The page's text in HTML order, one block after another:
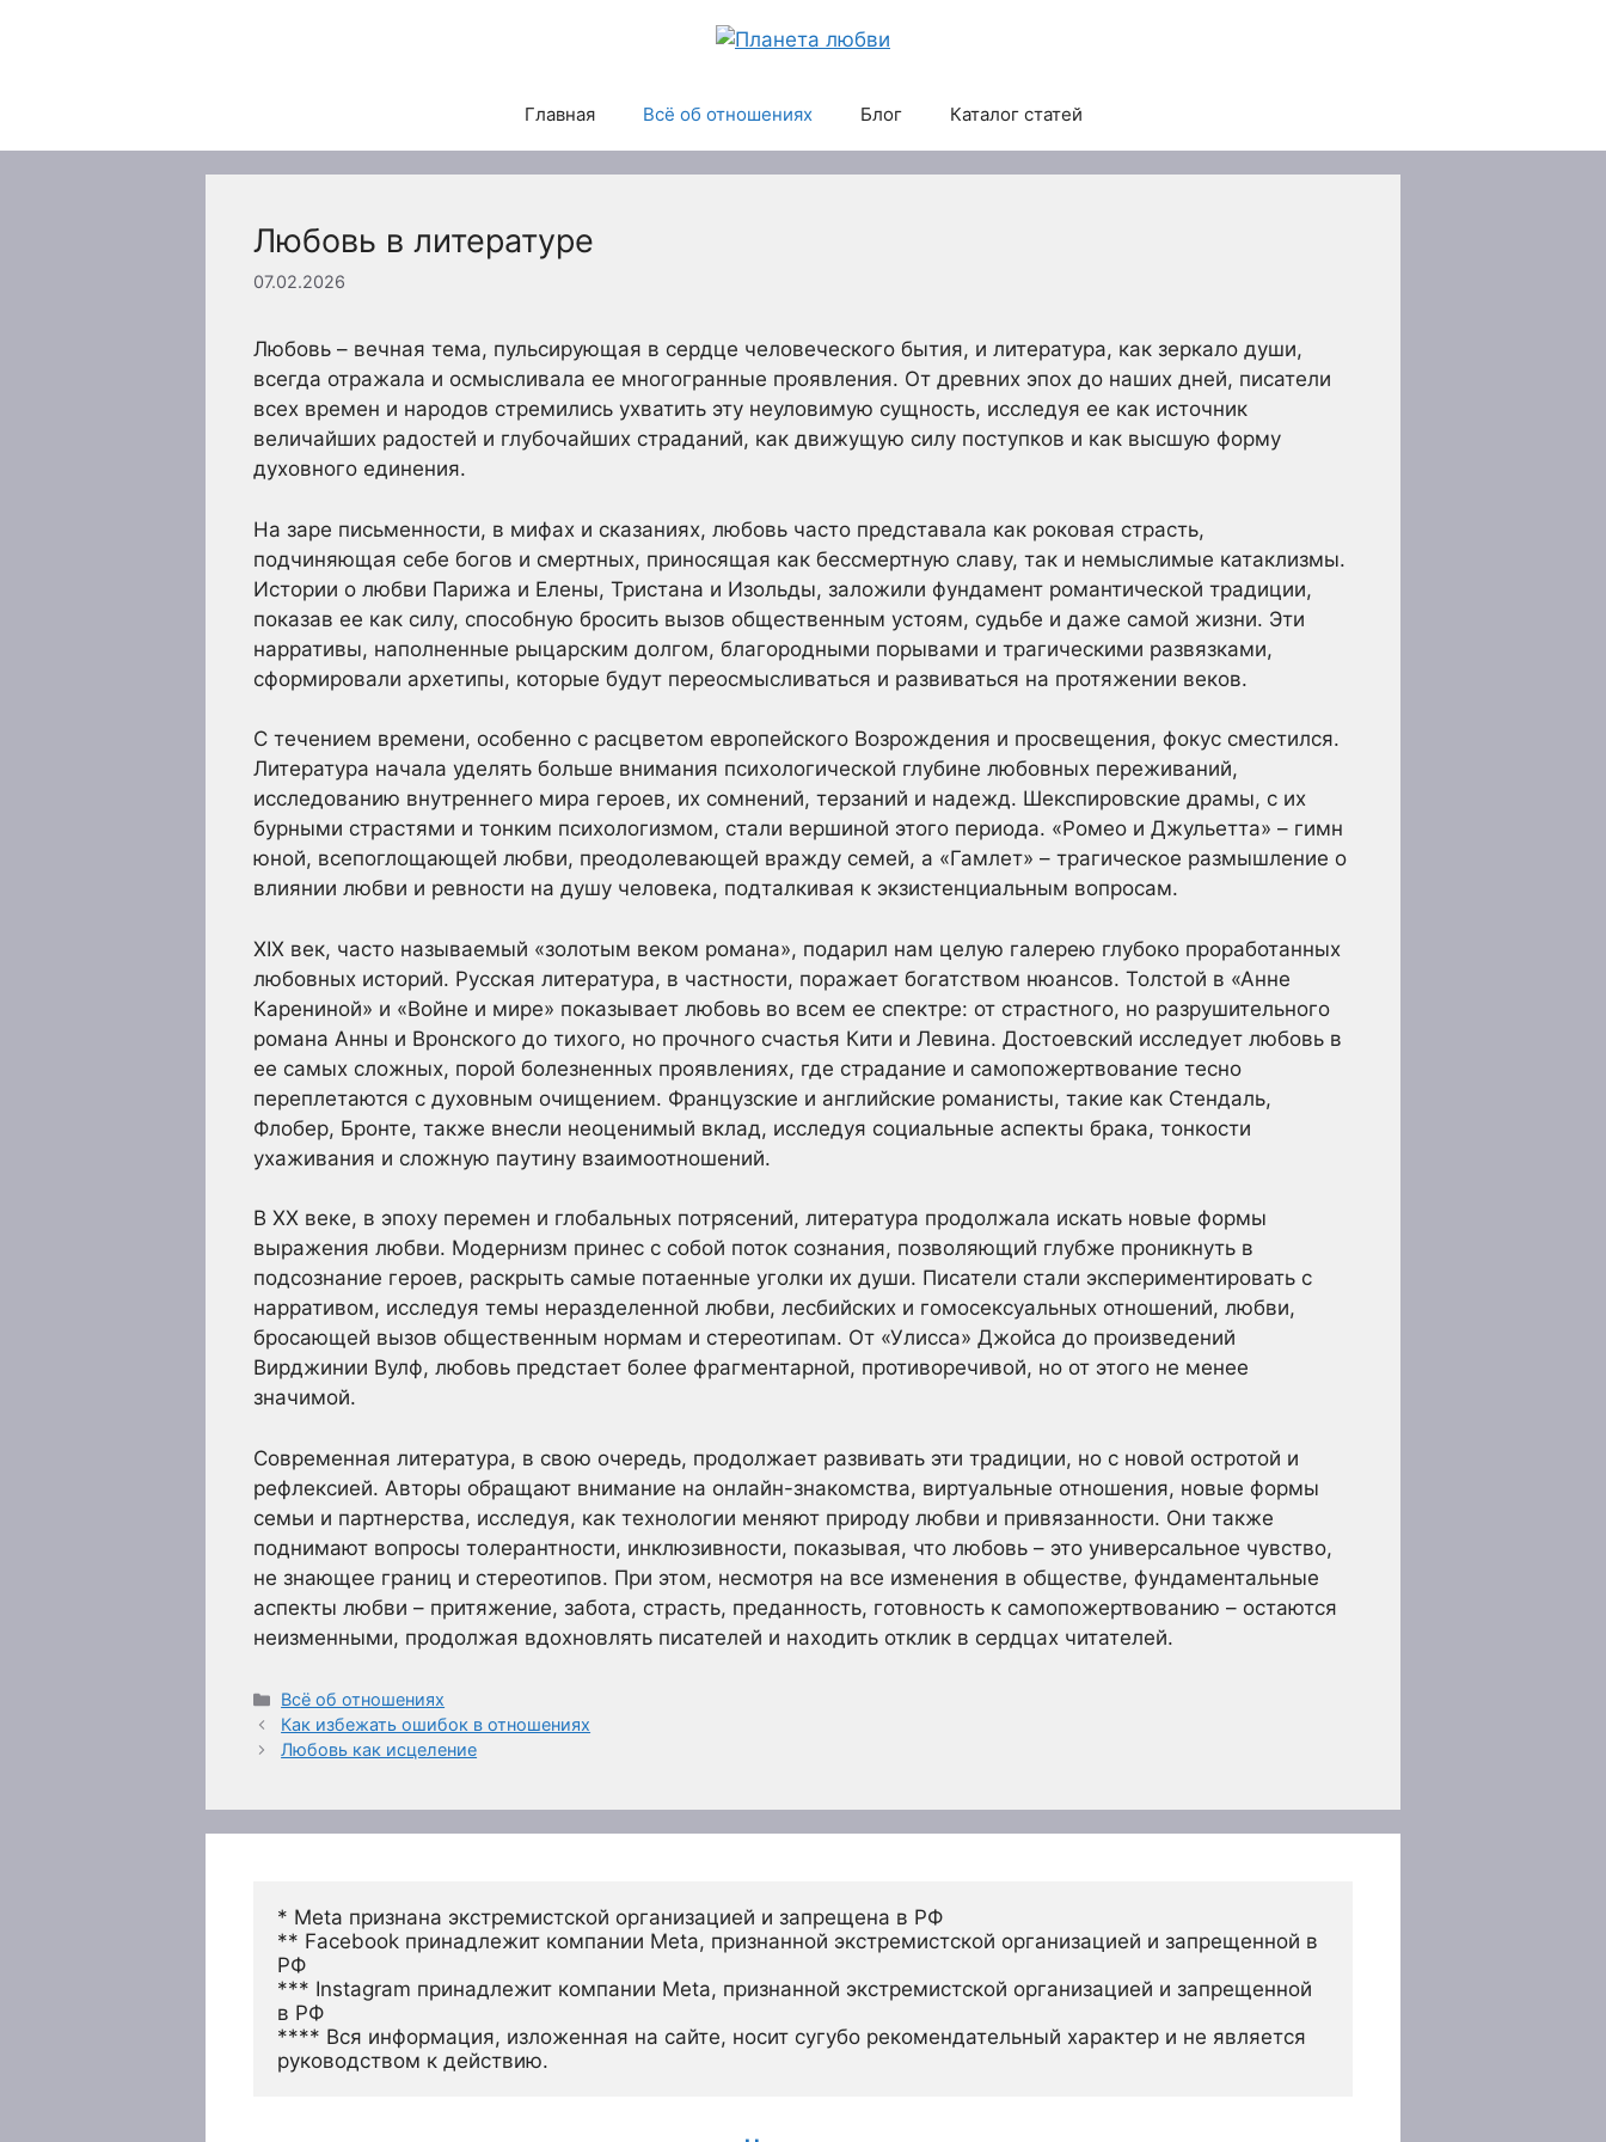
Главная Всё об отношениях Блог Каталог статей
Любовь в литературе
07.02.2026
Любовь – вечная тема, пульсирующая в сердце человеческого бытия, и литература, как зеркало души,
всегда отражала и осмысливала ее многогранные проявления. От древних эпох до наших дней, писатели
всех времен и народов стремились ухватить эту неуловимую сущность, исследуя ее как источник
величайших радостей и глубочайших страданий, как движущую силу поступков и как высшую форму
духовного единения.
На заре письменности, в мифах и сказаниях, любовь часто представала как роковая страсть,
подчиняющая себе богов и смертных, приносящая как бессмертную славу, так и немыслимые катаклизмы.
Истории о любви Парижа и Елены, Тристана и Изольды, заложили фундамент романтической традиции,
показав ее как силу, способную бросить вызов общественным устоям, судьбе и даже самой жизни. Эти
нарративы, наполненные рыцарским долгом, благородными порывами и трагическими развязками,
сформировали архетипы, которые будут переосмысливаться и развиваться на протяжении веков.
С течением времени, особенно с расцветом европейского Возрождения и просвещения, фокус сместился.
Литература начала уделять больше внимания психологической глубине любовных переживаний,
исследованию внутреннего мира героев, их сомнений, терзаний и надежд. Шекспировские драмы, с их
бурными страстями и тонким психологизмом, стали вершиной этого периода. «Ромео и Джульетта» – гимн
юной, всепоглощающей любви, преодолевающей вражду семей, а «Гамлет» – трагическое размышление о
влиянии любви и ревности на душу человека, подталкивая к экзистенциальным вопросам.
XIX век, часто называемый «золотым веком романа», подарил нам целую галерею глубоко проработанных
любовных историй. Русская литература, в частности, поражает богатством нюансов. Толстой в «Анне
Карениной» и «Войне и мире» показывает любовь во всем ее спектре: от страстного, но разрушительного
романа Анны и Вронского до тихого, но прочного счастья Кити и Левина. Достоевский исследует любовь в
ее самых сложных, порой болезненных проявлениях, где страдание и самопожертвование тесно
переплетаются с духовным очищением. Французские и английские романисты, такие как Стендаль,
Флобер, Бронте, также внесли неоценимый вклад, исследуя социальные аспекты брака, тонкости
ухаживания и сложную паутину взаимоотношений.
В XX веке, в эпоху перемен и глобальных потрясений, литература продолжала искать новые формы
выражения любви. Модернизм принес с собой поток сознания, позволяющий глубже проникнуть в
подсознание героев, раскрыть самые потаенные уголки их души. Писатели стали экспериментировать с
нарративом, исследуя темы неразделенной любви, лесбийских и гомосексуальных отношений, любви,
бросающей вызов общественным нормам и стереотипам. От «Улисса» Джойса до произведений
Вирджинии Вулф, любовь предстает более фрагментарной, противоречивой, но от этого не менее
значимой.
Современная литература, в свою очередь, продолжает развивать эти традиции, но с новой остротой и
рефлексией. Авторы обращают внимание на онлайн-знакомства, виртуальные отношения, новые формы
семьи и партнерства, исследуя, как технологии меняют природу любви и привязанности. Они также
поднимают вопросы толерантности, инклюзивности, показывая, что любовь – это универсальное чувство,
не знающее границ и стереотипов. При этом, несмотря на все изменения в обществе, фундаментальные
аспекты любви – притяжение, забота, страсть, преданность, готовность к самопожертвованию – остаются
неизменными, продолжая вдохновлять писателей и находить отклик в сердцах читателей.
Рубрики
Всё об отношениях
Как избежать ошибок в отношениях
Любовь как исцеление
* Meta признана экстремистской организацией и запрещена в РФ
** Facebook принадлежит компании Meta, признанной экстремистской организацией и запрещенной в
РФ
*** Instagram принадлежит компании Meta, признанной экстремистской организацией и запрещенной
в РФ
**** Вся информация, изложенная на сайте, носит сугубо рекомендательный характер и не является
руководством к действию.